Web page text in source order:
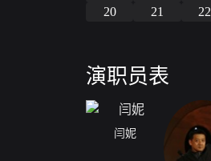
20
21 22
演职员表
闫妮